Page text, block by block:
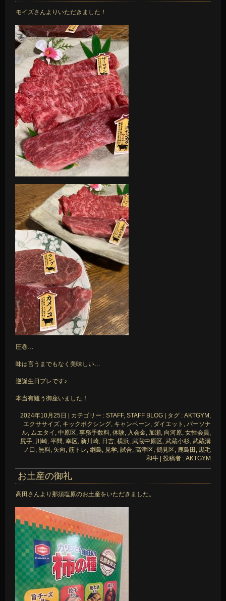
モイズさんよりいただきました！
圧巻…
味は言うまでもなく美味しい…
逆誕生日プレです♪
本当有難う御座いました！
2024年10月25日 カテゴリー : STAFF, STAFF BLOG タグ : AKTGYM ,
エクササイズ, キックボクシング, キャンペーン, ダイエット , パーソナ
ル, ムエタイ , 中原区, 事務手数料, 体験, 入会金, 加瀬, 向河原, 女性会員,
尻手, 川崎, 平間 , 幸区, 新川崎, 日吉, 横浜, 武蔵中原区, 武蔵小杉, 武蔵溝
ノ口 , 無料, 矢向 , 筋トレ, 綱島, 見学, 試合, 高津区, 鶴見区, 鹿島田 , 黒毛
和牛
投稿者 : AKTGYM
お土産の御礼
高田さんより那須塩原のお土産をいただきました。